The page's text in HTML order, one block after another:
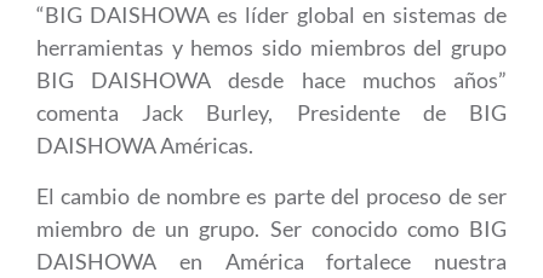
“BIG DAISHOWA es líder global en sistemas de
herramientas y hemos sido miembros del grupo
BIG DAISHOWA desde hace muchos años”
comenta Jack Burley, Presidente de BIG
DAISHOWA Américas.
El cambio de nombre es parte del proceso de ser
miembro de un grupo. Ser conocido como BIG
DAISHOWA en América fortalece nuestra